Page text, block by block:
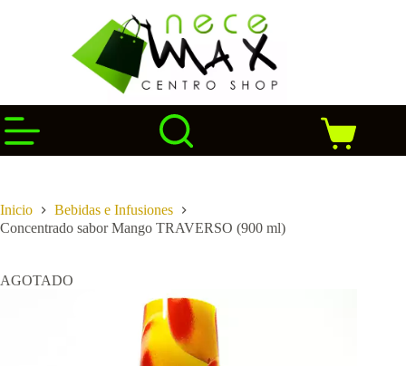
Carro
de
Inicio
Bebidas e Infusiones
Concentrado sabor Mango TRAVERSO (900 ml)
AGOTADO